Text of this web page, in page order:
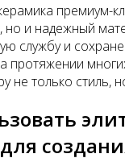
премиум-
но и надежный
службу и
протяжении
не только стиль,